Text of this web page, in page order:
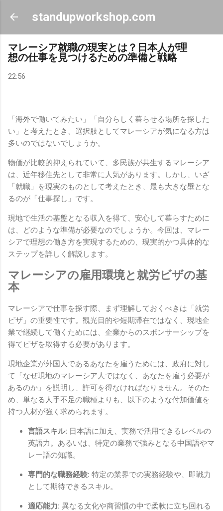
スキップしてメイン コンテンツに移動
standupworkshop.com
マレーシア就職の現実とは？日本人が理
想の仕事を見つけるための準備と戦略
22:56
「海外で働いてみたい」「自分らしく暮らせる場所を探した
い」と考えたとき、選択肢としてマレーシアが気になる方は
多いのではないでしょうか。
物価が比較的抑えられていて、多民族が共生するマレーシア
は、近年移住先として非常に人気があります。しかし、いざ
「就職」を現実のものとして考えたとき、最も大きな壁とな
るのが「仕事探し」です。
現地で生活の基盤となる収入を得て、安心して暮らすために
は、どのような準備が必要なのでしょうか。今回は、マレー
シアで理想の働き方を実現するための、現実的かつ具体的な
ステップを詳しく解説します。
マレーシアの雇用環境と就労ビザの基
本
マレーシアで仕事を探す際、まず理解しておくべきは「就労
ビザ」の重要性です。観光目的や短期滞在ではなく、現地企
業で継続して働くためには、企業からのスポンサーシップを
得てビザを取得する必要があります。
現地企業が外国人であるあなたを雇うためには、政府に対し
て「なぜ現地のマレーシア人ではなく、あなたを雇う必要が
あるのか」を説明し、許可を得なければなりません。そのた
め、単なる人手不足の職種よりも、以下のような付加価値を
持つ人材が強く求められます。
言語スキル: 日本語に加え、実務で活用できるレベルの
英語力。あるいは、特定の業務で強みとなる中国語やマ
レー語の知識。
専門的な職務経験: 特定の業界での実務経験や、即戦力
として期待できるスキル。
適応能力: 異なる文化や商習慣の中で柔軟に立ち回れる